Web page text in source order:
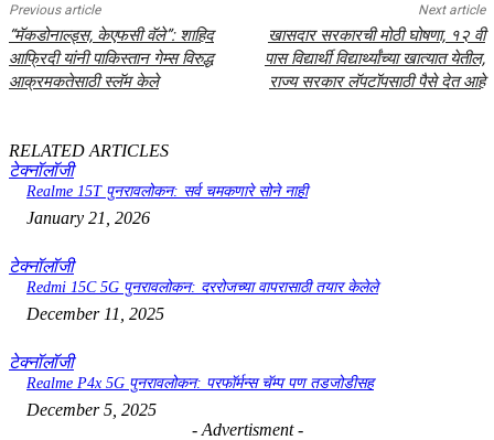
Previous article
“मॅकडोनाल्ड्स, केएफसी वॅले”: शाहिद
आफ्रिदी यांनी पाकिस्तान गेम्स विरुद्ध
आक्रमकतेसाठी स्लॅम केले
Next article
खासदार सरकारची मोठी घोषणा, १२ वी
पास विद्यार्थी विद्यार्थ्यांच्या खात्यात येतील,
राज्य सरकार लॅपटॉपसाठी पैसे देत आहे
RELATED ARTICLES
टेक्नॉलॉजी
Realme 15T पुनरावलोकन: सर्व चमकणारे सोने नाही
January 21, 2026
टेक्नॉलॉजी
Redmi 15C 5G पुनरावलोकन: दररोजच्या वापरासाठी तयार केलेले
December 11, 2025
टेक्नॉलॉजी
Realme P4x 5G पुनरावलोकन: परफॉर्मन्स चॅम्प पण तडजोडीसह
December 5, 2025
- Advertisment -